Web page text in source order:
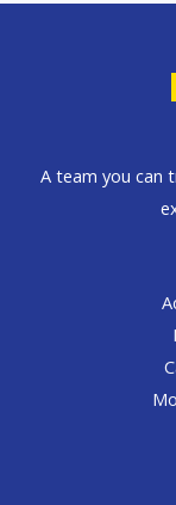
A team you can